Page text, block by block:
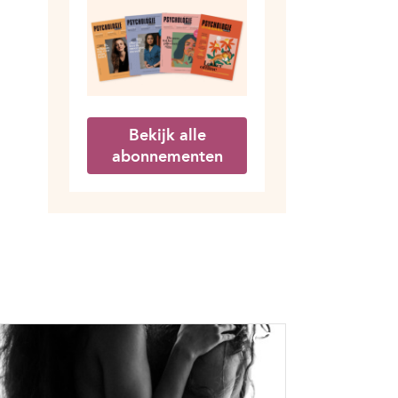
Bekijk alle
abonnementen